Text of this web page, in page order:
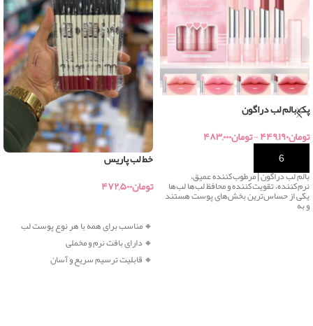
پک بالم لب دراگون
تومان۴۴۹,۱۹۰-تومان۴۸۳,۰۰۰
خرید
بالم لب دراگون | مرطوب‌کننده عمیق،
نرم‌کننده، تقویت‌کننده و محافظ لب‌ها لب‌ها
یکی از حساس‌ترین بخش‌های پوست هستند
و به
خط لب پاریس
تومان۴۷۲,۵۰۰
🔸مناسب برای همه با هر نوع پوست لب
🔸دارای بافت نرم و مخملی
🔸 قابلیت ترسیم سریع و آسان